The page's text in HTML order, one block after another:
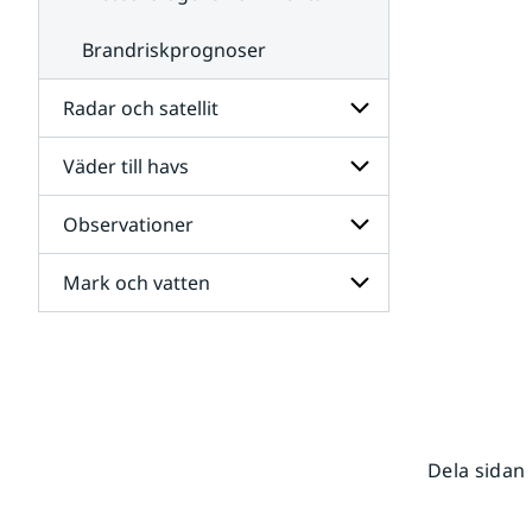
Brandriskprognoser
Radar och satellit
Undersidor
för
Radar
och
satellit
Väder till havs
Undersidor
för
Väder
till
havs
Observationer
Undersidor
för
Mark och vatten
Dela sidan